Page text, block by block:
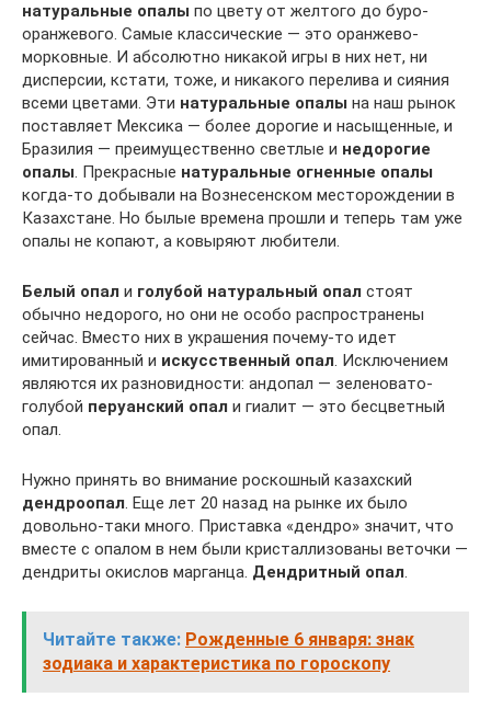
натуральные опалы по цвету от желтого до буро-
оранжевого. Самые классические — это оранжево-
морковные. И абсолютно никакой игры в них нет, ни
дисперсии, кстати, тоже, и никакого перелива и сияния
всеми цветами. Эти натуральные опалы на наш рынок
поставляет Мексика — более дорогие и насыщенные, и
Бразилия — преимущественно светлые и недорогие
опалы. Прекрасные натуральные огненные опалы
когда-то добывали на Вознесенском месторождении в
Казахстане. Но былые времена прошли и теперь там уже
опалы не копают, а ковыряют любители.
Белый опал и голубой натуральный опал стоят
обычно недорого, но они не особо распространены
сейчас. Вместо них в украшения почему-то идет
имитированный и искусственный опал. Исключением
являются их разновидности: андопал — зеленовато-
голубой перуанский опал и гиалит — это бесцветный
опал.
Нужно принять во внимание роскошный казахский
дендроопал. Еще лет 20 назад на рынке их было
довольно-таки много. Приставка «дендро» значит, что
вместе с опалом в нем были кристаллизованы веточки —
дендриты окислов марганца. Дендритный опал.
Читайте также: Рожденные 6 января: знак
зодиака и характеристика по гороскопу